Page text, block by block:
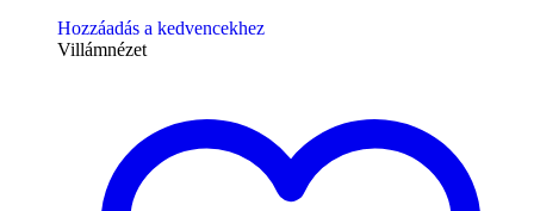
Hozzáadás a kedvencekhez
Villámnézet